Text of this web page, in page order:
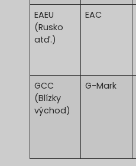
EAEU
(Rusko
atď.)
EAC
GCC
(Blízky
východ)
G-Mark